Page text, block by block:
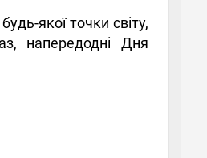
якої точки світу,
напередодні Дня